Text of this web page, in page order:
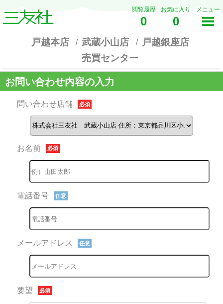
閲覧履歴
0
お気に入り
0
メニュー
戸越本店 武蔵小山店
戸越銀座店
売買センター
お問い合わせ内容の入力
問い合わせ店舗 必須
お名前 必須
電話番号 任意
メールアドレス 任意
要望 必須